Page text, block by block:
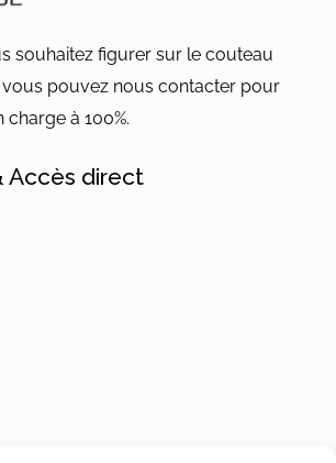
souhaitez figurer sur le couteau
vous pouvez nous contacter pour
à 100%.
Accès direct